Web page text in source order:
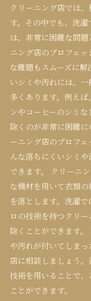
クリーニング店では
す。その中でも、洗
は、非常に困難な問
ニング店のプロフェ
な難題もスムーズに解
いシミや汚れには、
多くあります。例え
ンやコーヒーのシミ
除くのが非常に困難
ーニング店のプロフ
んな落ちにくいシミ
できます。 クリーニ
な機材を用いて衣類
を落とします。洗濯
ロの技術を持つクリ
除くことができます
や汚れが付いてしま
店に相談しましょう
技術を用いることで
ことができます。